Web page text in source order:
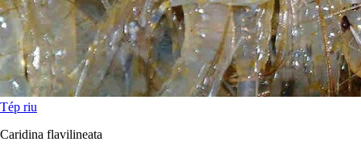
Tép riu
Caridina flavilineata